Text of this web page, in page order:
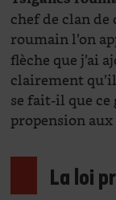
chef de clan de
roumain l’on
flèche que j’ai
clairement
se fait-il que
propension
La loi